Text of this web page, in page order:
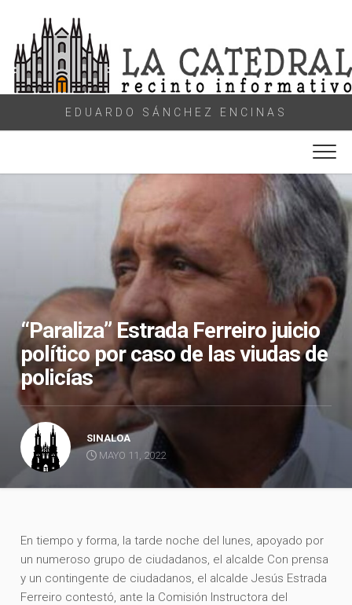
content
EDUARDO SÁNCHEZ ENCINAS
“Paraliza” Estrada Ferreiro juicio
político por caso de las viudas de
policías
SINALOA
MAYO 11, 2022
En tiempo y forma, la tarde noche del lunes, apoyado por
un numeroso grupo de ciudadanos, el alcalde Con prensa
y un contingente de ciudadanos, el alcalde Jesús Estrada
Ferreiro contestó, ante la Comisión Instructora del